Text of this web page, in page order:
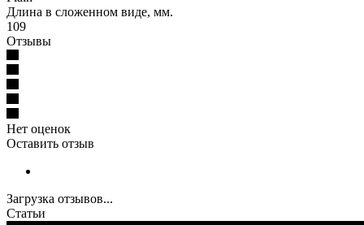
Длина в сложенном виде, мм.
109
Отзывы
Нет оценок
Оставить отзыв
Загрузка отзывов...
Статьи